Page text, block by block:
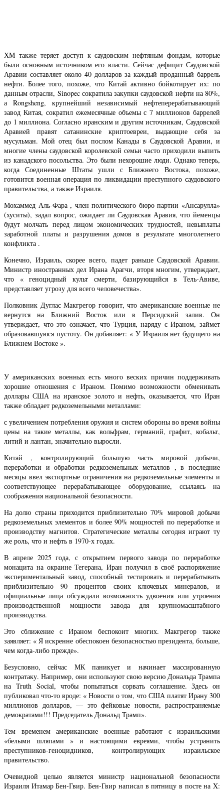
ХМ также теряет доступ к саудовским нефтяным фондам, которые
были основным источником его власти. Сейчас дефицит Саудовской
Аравии составляет около 40 долларов за каждый проданный баррель
нефти. Более того, похоже, что Китай активно бойкотирует их: по
данным отрасли, Sinopec сократила закупки саудовской нефти на 80%,
а Rongsheng, крупнейший независимый нефтеперерабатывающий
завод Китая, сократил ежемесячные объемы с 7 миллионов баррелей
до 1 миллиона. Согласно иранским и другим источникам, Саудовской
Аравией правят сатанинские криптоевреи, выдающие себя за
мусульман. Мой отец был послом Канады в Саудовской Аравии, и
многие члены саудовской королевской семьи часто приходили выпить
из канадского посольства. Это были нехорошие люди. Однако теперь,
когда Соединенные Штаты ушли с Ближнего Востока, похоже,
готовится военная операция по ликвидации преступного саудовского
правительства, а также Израиля.
Мохаммед Аль-Фара , член политического бюро партии «Ансарулла»
(хуситы), задал вопрос, ожидает ли Саудовская Аравия, что йеменцы
будут молчать перед лицом экономических трудностей, невыплаты
заработной платы и разрушения домов в результате многолетнего
конфликта .
Конечно, Израиль, скорее всего, падет раньше Саудовской Аравии.
Министр иностранных дел Ирана Арагчи, вторя многим, утверждает,
что « геноцидный культ смерти, базирующийся в Тель-Авиве,
представляет угрозу для всего человечества».
Полковник Дуглас Макгрегор говорит, что американские военные не
вернутся на Ближний Восток или в Персидский залив. Он
утверждает, что это означает, что Турция, наряду с Ираном, займет
образовавшуюся пустоту. Он добавляет: « У Израиля нет будущего на
Ближнем Востоке ».
У американских военных есть много веских причин поддерживать
хорошие отношения с Ираном. Помимо возможности обменивать
доллары США на иранское золото и нефть, оказывается, что Иран
также обладает редкоземельными металлами:
с увеличением потребления оружия и систем обороны во время войны
цены на такие металлы, как вольфрам, германий, графит, кобальт,
литий и лантан, значительно выросли.
Китай , контролирующий большую часть мировой добычи,
переработки и обработки редкоземельных металлов , в последние
месяцы ввел экспортные ограничения на редкоземельные элементы и
соответствующее перерабатывающее оборудование, ссылаясь на
соображения национальной безопасности.
На долю страны приходится приблизительно 70% мировой добычи
редкоземельных элементов и более 90% мощностей по переработке и
производству магнитов. Стратегические металлы сегодня играют ту
же роль, что и нефть в 1970-х годах.
В апреле 2025 года, с открытием первого завода по переработке
монацита на окраине Тегерана, Иран получил в своё распоряжение
экспериментальный завод, способный тестировать и перерабатывать
приблизительно 90 процентов своих ключевых минералов, и
официальные лица обсуждали возможность удвоения или утроения
производственной мощности завода для крупномасштабного
производства.
Это сближение с Ираном беспокоит многих. Макгрегор также
заявляет: « Я искренне обеспокоен безопасностью президента, больше,
чем когда-либо прежде».
Безусловно, сейчас МК паникует и начинает массированную
контратаку. Например, они используют свою версию Дональда Трампа
на Truth Social, чтобы попытаться сорвать соглашение. Здесь он
публиковал что-то вроде: « Новости о том, что США платят Ирану 300
миллионов долларов, — это фейковые новости, распространяемые
демократами!!! Председатель Дональд Трамп».
Тем временем американские военные работают с израильскими
«белыми шляпами » и настоящими евреями, чтобы устранить
преступников-геноцидников, контролирующих израильское
правительство.
Очевидной целью является министр национальной безопасности
Израиля Итамар Бен-Гвир. Бен-Гвир написал в пятницу в посте на X: